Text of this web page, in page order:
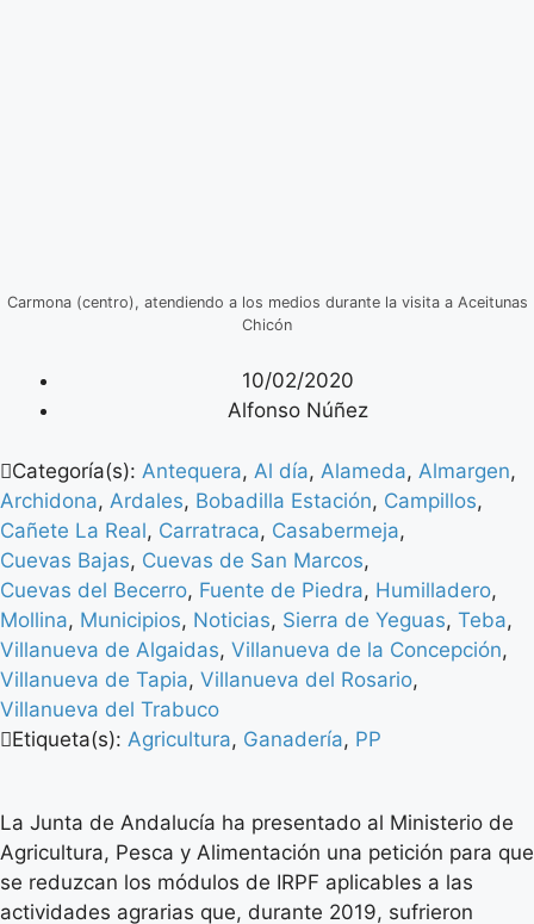
Carmona (centro), atendiendo a los medios durante la visita a Aceitunas
Chicón
10/02/2020
Alfonso Núñez
Categoría(s): Antequera, Al día, Alameda, Almargen,
Archidona, Ardales, Bobadilla Estación, Campillos,
Cañete La Real, Carratraca, Casabermeja,
Cuevas Bajas, Cuevas de San Marcos,
Cuevas del Becerro, Fuente de Piedra, Humilladero,
Mollina, Municipios, Noticias, Sierra de Yeguas, Teba,
Villanueva de Algaidas, Villanueva de la Concepción,
Villanueva de Tapia, Villanueva del Rosario,
Villanueva del Trabuco
Etiqueta(s): Agricultura, Ganadería, PP
La Junta de Andalucía ha presentado al Ministerio de
Agricultura, Pesca y Alimentación una petición para que
se reduzcan los módulos de IRPF aplicables a las
actividades agrarias que, durante 2019, sufrieron